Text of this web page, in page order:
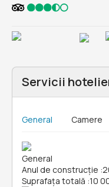
Servicii
General Camere
General
Anul de construcție :
Suprafața totală :10